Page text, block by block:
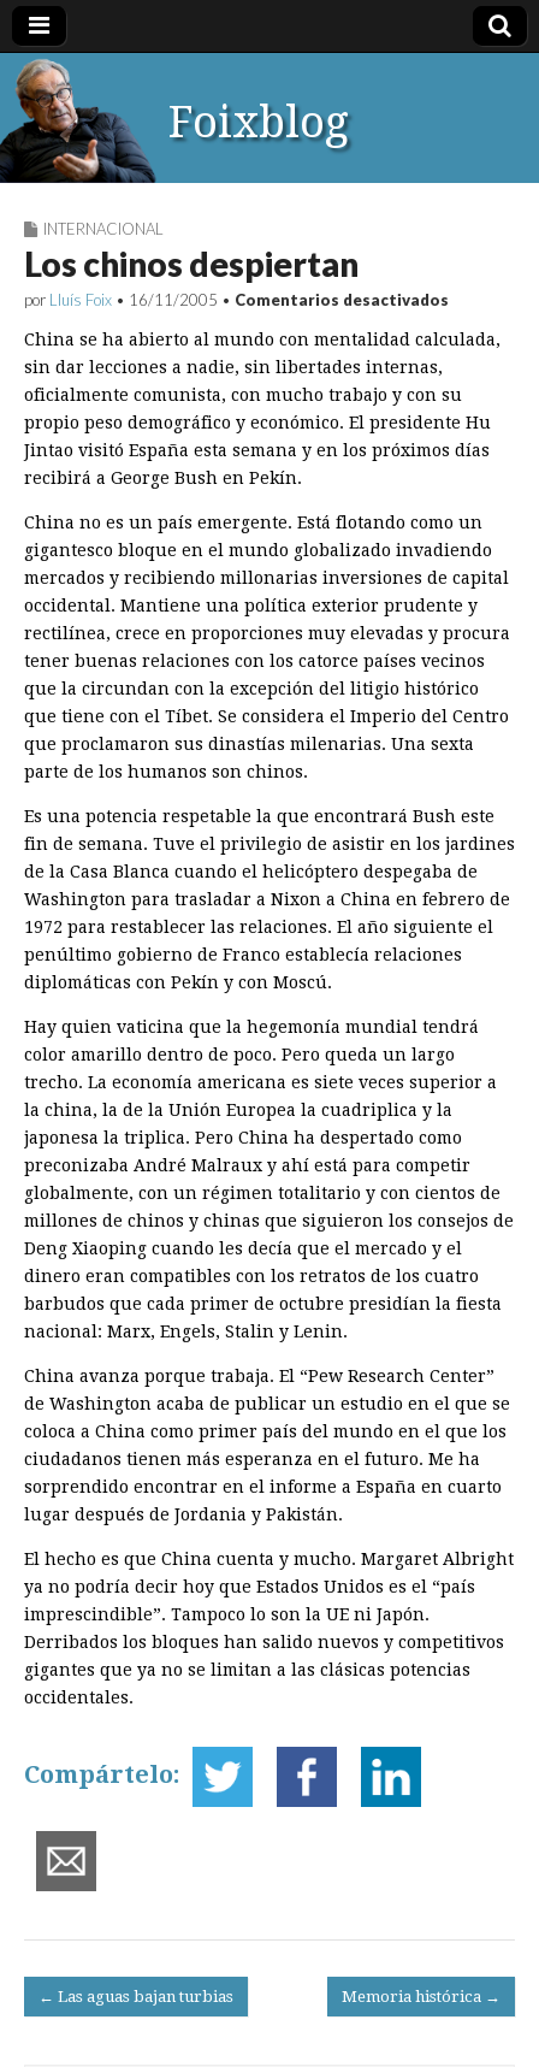
Foixblog
INTERNACIONAL
Los chinos despiertan
por Lluís Foix • 16/11/2005 • Comentarios desactivados
chinos
China se ha abierto al mundo con mentalidad calculada,
sin dar lecciones a nadie, sin libertades internas,
oficialmente comunista, con mucho trabajo y con su
propio peso demográfico y económico. El presidente Hu
Jintao visitó España esta semana y en los próximos días
recibirá a George Bush en Pekín.
China no es un país emergente. Está flotando como un
gigantesco bloque en el mundo globalizado invadiendo
mercados y recibiendo millonarias inversiones de capital
occidental. Mantiene una política exterior prudente y
rectilínea, crece en proporciones muy elevadas y procura
tener buenas relaciones con los catorce países vecinos
que la circundan con la excepción del litigio histórico
que tiene con el Tíbet. Se considera el Imperio del Centro
que proclamaron sus dinastías milenarias. Una sexta
parte de los humanos son chinos.
Es una potencia respetable la que encontrará Bush este
fin de semana. Tuve el privilegio de asistir en los jardines
de la Casa Blanca cuando el helicóptero despegaba de
Washington para trasladar a Nixon a China en febrero de
1972 para restablecer las relaciones. El año siguiente el
penúltimo gobierno de Franco establecía relaciones
diplomáticas con Pekín y con Moscú.
Hay quien vaticina que la hegemonía mundial tendrá
color amarillo dentro de poco. Pero queda un largo
trecho. La economía americana es siete veces superior a
la china, la de la Unión Europea la cuadriplica y la
japonesa la triplica. Pero China ha despertado como
preconizaba André Malraux y ahí está para competir
globalmente, con un régimen totalitario y con cientos de
millones de chinos y chinas que siguieron los consejos de
Deng Xiaoping cuando les decía que el mercado y el
dinero eran compatibles con los retratos de los cuatro
barbudos que cada primer de octubre presidían la fiesta
nacional: Marx, Engels, Stalin y Lenin.
China avanza porque trabaja. El “Pew Research Center”
de Washington acaba de publicar un estudio en el que se
coloca a China como primer país del mundo en el que los
ciudadanos tienen más esperanza en el futuro. Me ha
sorprendido encontrar en el informe a España en cuarto
lugar después de Jordania y Pakistán.
El hecho es que China cuenta y mucho. Margaret Albright
ya no podría decir hoy que Estados Unidos es el “país
imprescindible”. Tampoco lo son la UE ni Japón.
Derribados los bloques han salido nuevos y competitivos
gigantes que ya no se limitan a las clásicas potencias
occidentales.
Compártelo:
Post
navigation
← Las aguas bajan turbias Memoria histórica →